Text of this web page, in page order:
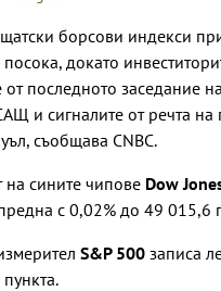
борсови индекси
докато
от последното заседание
и сигналите от речта на
съобщава CNBC.
на сините чипове Dow
с 0,02% до 49 015,6
S&P 500 записа